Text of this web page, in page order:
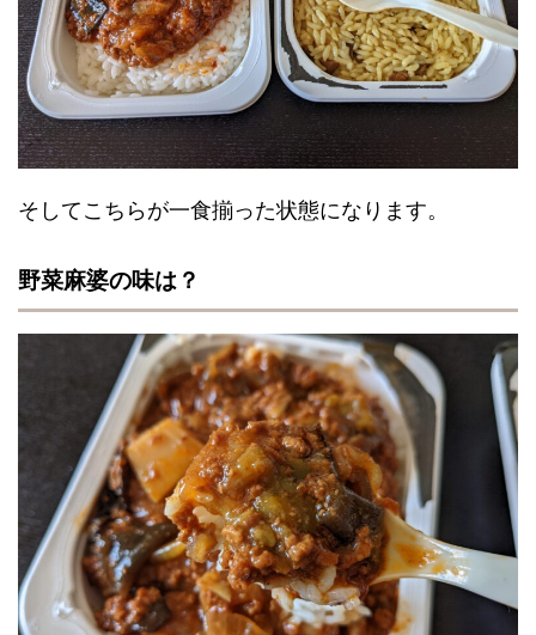
そしてこちらが一食揃った状態になります。
野菜麻婆の味は？